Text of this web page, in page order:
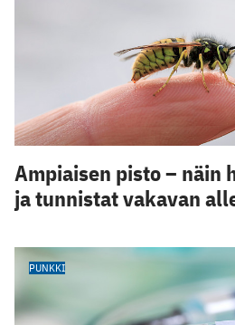
Ampiaisen pisto – näin
ja tunnistat vakavan
PUNKKI